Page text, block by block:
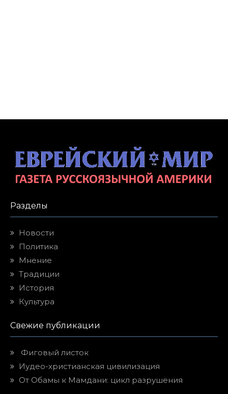
Разделы
Новости
Политика
Мнение
Традиции
История
Культура
Свежие публикации
Фиговый листок
Иудео-христианская цивилизация
От Обамы к Мамдани: цикл разрушения